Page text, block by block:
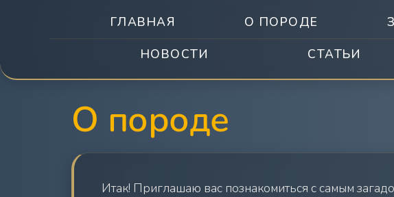
ГЛАВНАЯ О ПОРОДЕ
НОВОСТИ
СТАТЬИ
О породе
Итак! Приглашаю вас познакомиться с самым